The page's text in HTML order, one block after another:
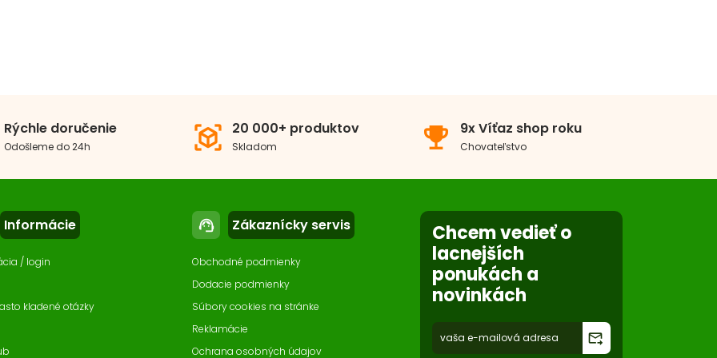
Rýchle doručenie
Odošleme do 24h view_in_ar 20 000+ produktov
Skladom emoji_events 9x Víťaz shop roku
Chovateľstvo
Informácie
/ login
kladené otázky
support_agent Zákaznícky servis
Obchodné podmienky
Dodacie podmienky
Súbory cookies na stránke
Reklamácie
Ochrana osobných údajov
Chcem vedieť o
lacnejších
ponukách a
novinkách
forward_to_inbox